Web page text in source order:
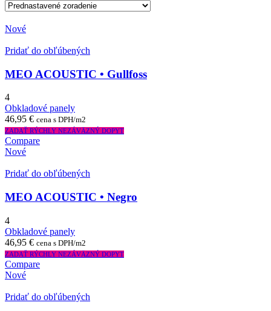
Nové
Pridať do obľúbených
MEO ACOUSTIC • Gullfoss
4
Obkladové panely
46,95 € cena s DPH/m2
ZADAŤ RÝCHLY NEZÁVÄZNÝ DOPYT
Compare
Nové
Pridať do obľúbených
MEO ACOUSTIC • Negro
4
Obkladové panely
46,95 € cena s DPH/m2
ZADAŤ RÝCHLY NEZÁVÄZNÝ DOPYT
Compare
Nové
Pridať do obľúbených